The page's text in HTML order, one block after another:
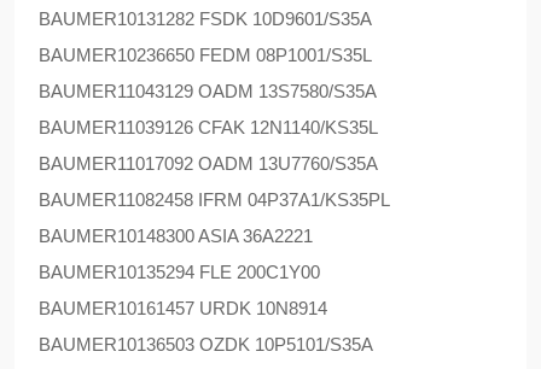
BAUMER10131282 FSDK 10D9601/S35A
BAUMER10236650 FEDM 08P1001/S35L
BAUMER11043129 OADM 13S7580/S35A
BAUMER11039126 CFAK 12N1140/KS35L
BAUMER11017092 OADM 13U7760/S35A
BAUMER11082458 IFRM 04P37A1/KS35PL
BAUMER10148300 ASIA 36A2221
BAUMER10135294 FLE 200C1Y00
BAUMER10161457 URDK 10N8914
BAUMER10136503 OZDK 10P5101/S35A